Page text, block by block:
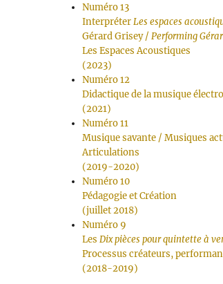
Numéro 13
InterpréterLes espaces
Gérard Grisey /Performing
Les Espaces Acoustiques
(2023)
Numéro 12
Didactique de la musique
(2021)
Numéro 11
Musique savante / Musiques
Articulations
(2019-2020)
Numéro 10
Pédagogie et Création
(juillet 2018)
Numéro 9
LesDix pièces pour quintette à
Processus créateurs,
(2018-2019)